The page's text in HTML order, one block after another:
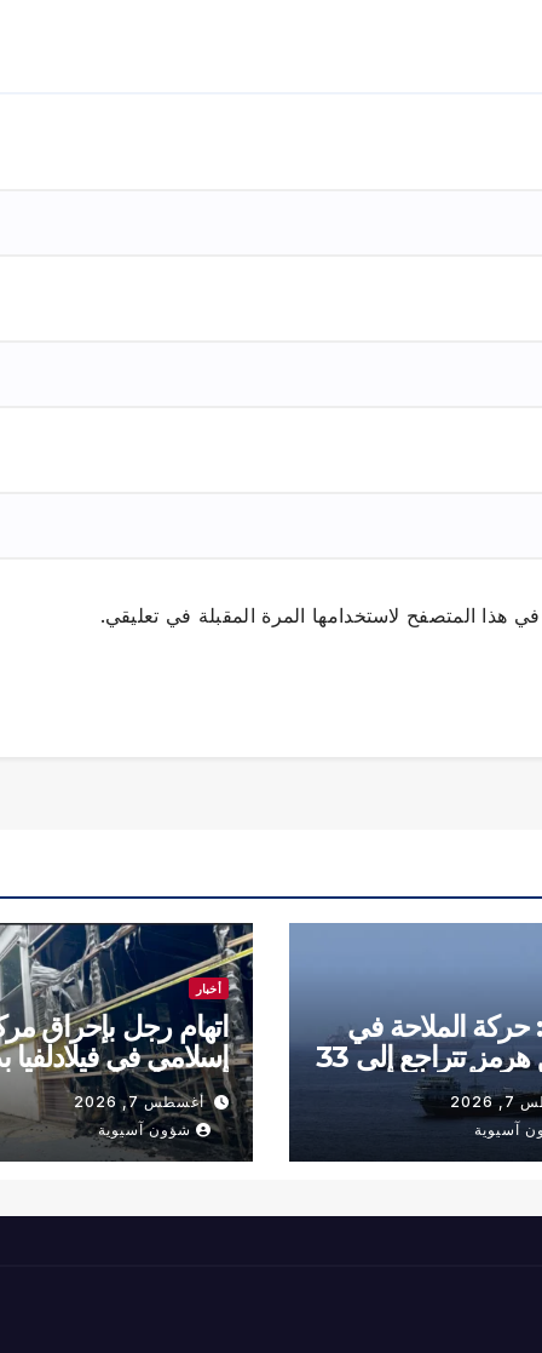
هذا المتصفح لاستخدامها المرة المقبلة في تعليقي.
حركة الملاحة في
مضيق هرمز تتراجع إلى 33
خلال أسبوع
آسيوية
أخبار
اتهام رجل بإحراق
إسلامي في فيلادلفيا
دينيأغسطس 7, 2026
شؤون آسيوية